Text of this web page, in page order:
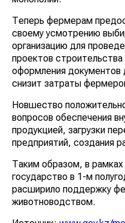
Теперь фермерам
своему усмотрению
организацию для
проектов
оформления документов
снизит затраты
Новшество
вопросов обеспечения
продукцией, загрузки
предприятий, создания
Таким образом, в
государство в 1-м
расширило поддержку
животноводством.